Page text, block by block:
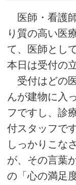
医師・看護
り質の高い医
て、医師とし
本日は受付の
受付はどの
んが建物に入
フですし、診
付スタッフで
しっかりこな
が、その言葉
の「心の満足